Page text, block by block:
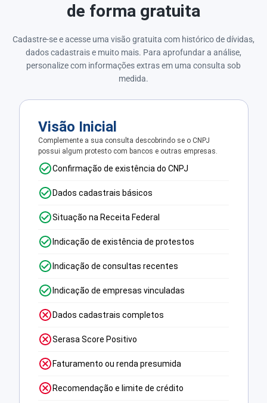
de forma gratuita
Cadastre-se e acesse uma visão gratuita com histórico de dívidas,
dados cadastrais e muito mais. Para aprofundar a análise,
personalize com informações extras em uma consulta sob
medida.
Visão Inicial
Complemente a sua consulta descobrindo se o CNPJ
possui algum protesto com bancos e outras empresas.
Confirmação de existência do CNPJ
Dados cadastrais básicos
Situação na Receita Federal
Indicação de existência de protestos
Indicação de consultas recentes
Indicação de empresas vinculadas
Dados cadastrais completos
Serasa Score Positivo
Faturamento ou renda presumida
Recomendação e limite de crédito